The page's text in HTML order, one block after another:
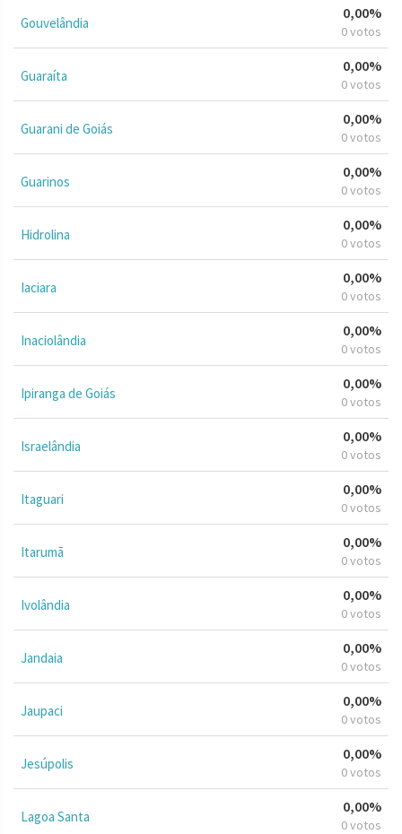
Gouvelândia
0,00%
0 votos
Guaraíta
0,00%
0 votos
Guarani de Goiás
0,00%
0 votos
Guarinos
0,00%
0 votos
Hidrolina
0,00%
0 votos
Iaciara
0,00%
0 votos
Inaciolândia
0,00%
0 votos
Ipiranga de Goiás
0,00%
0 votos
Israelândia
0,00%
0 votos
Itaguari
0,00%
0 votos
Itarumã
0,00%
0 votos
Ivolândia
0,00%
0 votos
Jandaia
0,00%
0 votos
Jaupaci
0,00%
0 votos
Jesúpolis
0,00%
0 votos
Lagoa Santa
0,00%
0 votos